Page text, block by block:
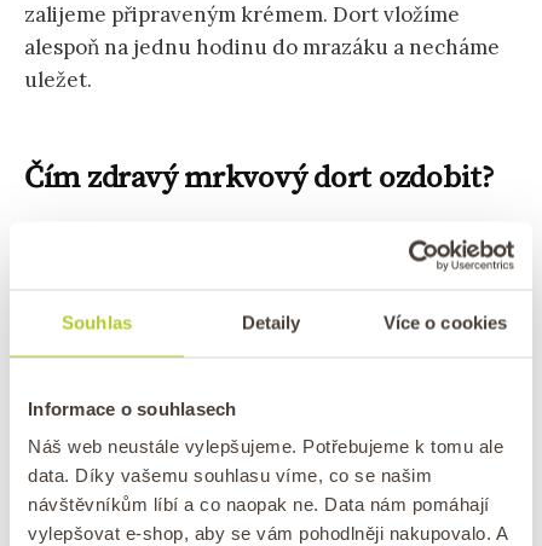
Souhlas Detaily Více o cookies
Informace o souhlasech
Náš web neustále vylepšujeme. Potřebujeme k tomu ale
data. Díky vašemu souhlasu víme, co se našim
návštěvníkům líbí a co naopak ne. Data nám pomáhají
vylepšovat e-shop, aby se vám pohodlněji nakupovalo. A
zalijeme připraveným krémem. Dort vložíme
alespoň na jednu hodinu do mrazáku a necháme
uležet.
Čím zdravý mrkvový dort ozdobit?
je vyrobený z mrkve, a proto se
hodí na vrch umístit proužek mrkve, případně
lístky vaší oblíbené bylinky nebo
vlašské ořechy
lze využít jako ozdobu. 🙂
Na co si dát pozor při výrobě